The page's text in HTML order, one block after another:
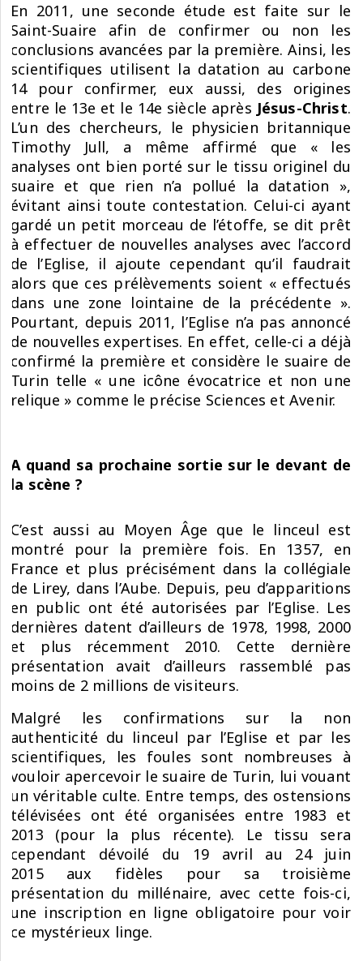
En 2011, une seconde étude est faite sur le
Saint-Suaire afin de confirmer ou non les
conclusions avancées par la première. Ainsi, les
scientifiques utilisent la datation au carbone
14 pour confirmer, eux aussi, des origines
entre le 13e et le 14e siècle après Jésus-Christ.
L’un des chercheurs, le physicien britannique
Timothy Jull, a même affirmé que « les
analyses ont bien porté sur le tissu originel du
suaire et que rien n’a pollué la datation »,
évitant ainsi toute contestation. Celui-ci ayant
gardé un petit morceau de l’étoffe, se dit prêt
à effectuer de nouvelles analyses avec l’accord
de l’Eglise, il ajoute cependant qu’il faudrait
alors que ces prélèvements soient « effectués
dans une zone lointaine de la précédente ».
Pourtant, depuis 2011, l’Eglise n’a pas annoncé
de nouvelles expertises. En effet, celle-ci a déjà
confirmé la première et considère le suaire de
Turin telle « une icône évocatrice et non une
relique » comme le précise Sciences et Avenir.
A quand sa prochaine sortie sur le devant de
la scène ?
C’est aussi au Moyen Âge que le linceul est
montré pour la première fois. En 1357, en
France et plus précisément dans la collégiale
de Lirey, dans l’Aube. Depuis, peu d’apparitions
en public ont été autorisées par l’Eglise. Les
dernières datent d’ailleurs de 1978, 1998, 2000
et plus récemment 2010. Cette dernière
présentation avait d’ailleurs rassemblé pas
moins de 2 millions de visiteurs.
Malgré les confirmations sur la non
authenticité du linceul par l’Eglise et par les
scientifiques, les foules sont nombreuses à
vouloir apercevoir le suaire de Turin, lui vouant
un véritable culte. Entre temps, des ostensions
télévisées ont été organisées entre 1983 et
2013 (pour la plus récente). Le tissu sera
cependant dévoilé du 19 avril au 24 juin
2015 aux fidèles pour sa troisième
présentation du millénaire, avec cette fois-ci,
une inscription en ligne obligatoire pour voir
ce mystérieux linge.